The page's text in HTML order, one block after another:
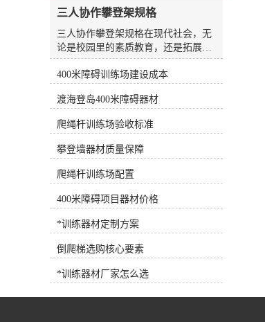
面积和水的阻力。6.打水板打水板
水板是游泳场较常见、较方便的设
备，随处可见，也可用作抗阻训练设
备。7.浮力腰带深水浮力腰带 将浮
力带系在腰部，可为人体提供巨大的
浮力，使练习者在水中轻松完成训练
练习者各自的健身目标需求，可以选
择和使用健身器材，事半功倍！
三人协作攀登架规格
三人协作攀登架规格在现代社会，无
论是校园里的素质教育，还是拓展训
练基地的团队建设，人们对于体育器
材的需求早已不再局限于简单的单人
新以及企业团建活动的多元化，能够
锻炼参与者协作能力、身体协调性以
及心理素质的综合型器材逐渐成为市
场的新宠。其中，三人协作攀登架凭
借其独特的设计理念和较高的趣味
性，正受到越来越多客户的青睐。作
为一家集研发、生产、销售与售后服
务于一体的专业体育器材企业，河北
业一线，深切体会到不同用户群体对
于器材功能性与安全性的双重诉求。
公司推出的三人协作攀登架，正是顺
应这一市场趋势，结合多年的生产经
验与人体工学原理，精心打造的一款
团队协作型训练设备。这款产品不仅
400米障碍训练场建设成本
渡海登岛400米障碍器材
爬绳杆训练场验收标准
攀登墙器材质量保障
爬绳杆训练场配置
400米障碍项目器材价格
*训练器材定制方案
倒爬梯选购核心要素
*训练器材厂家怎么选